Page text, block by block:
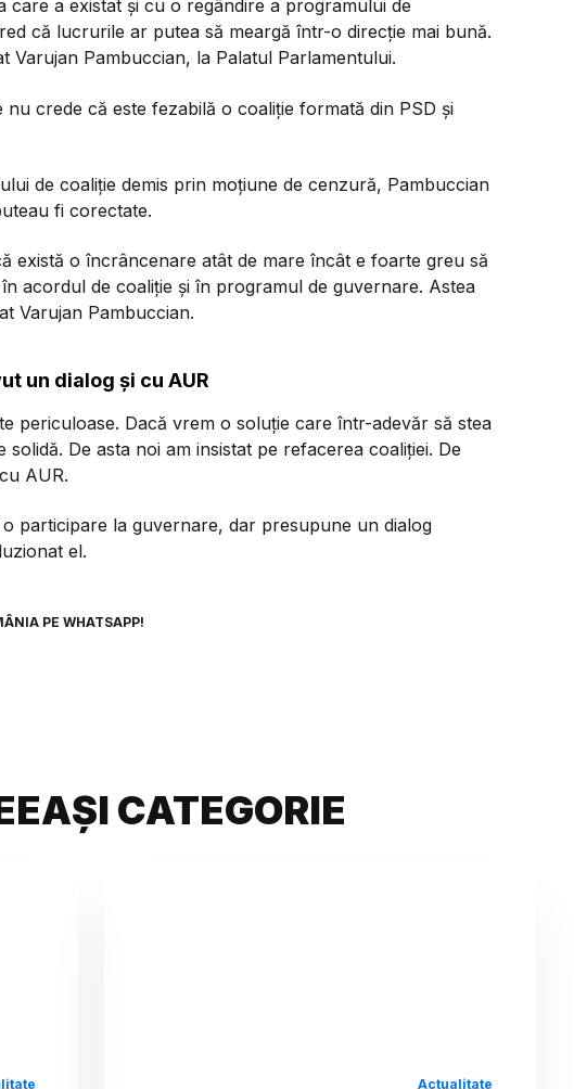
care a existat și cu o regândire a programului de
că lucrurile ar putea să meargă într-o direcție mai bună.
Varujan Pambuccian, la Palatul Parlamentului.
crede că este fezabilă o coaliție formată din PSD și
de coaliție demis prin moțiune de cenzură, Pambuccian
fi corectate.
există o încrâncenare atât de mare încât e foarte greu să
acordul de coaliție și în programul de guvernare. Astea
Varujan Pambuccian.
un dialog și cu AUR
periculoase. Dacă vrem o soluție care într-adevăr să stea
De asta noi am insistat pe refacerea coaliției. De
AUR.
participare la guvernare, dar presupune un dialog
el.
PE WHATSAPP!
CATEGORIE
Actualitate